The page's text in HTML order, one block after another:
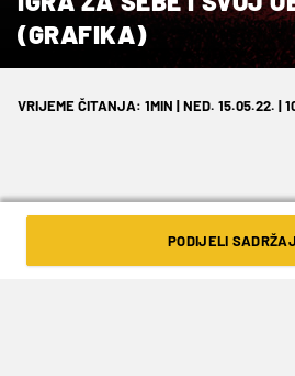
(GRAFIKA)
VRIJEME ČITANJA: 1MIN | NED. 15.05.22. |
Današnja utakmica
PODIJELI SADRŽAJ